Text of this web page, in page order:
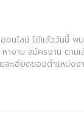
อนไลน์ ได้แล้ววันนี้
งาน สมัครงาน ตาม
ะเอียดของตำแหน่ง